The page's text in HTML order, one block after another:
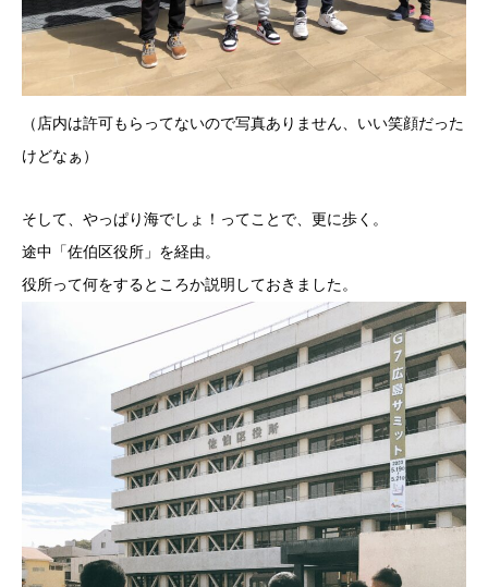
（店内は許可もらってないので写真ありません、いい笑顔だった
けどなぁ）
そして、やっぱり海でしょ！ってことで、更に歩く。
途中「佐伯区役所」を経由。
役所って何をするところか説明しておきました。